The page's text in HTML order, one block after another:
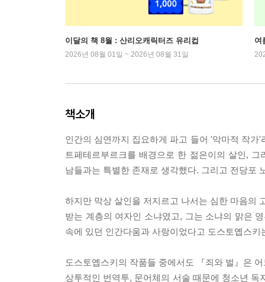
이달의 책 8월 : 산리오캐릭터즈 유리컵
2026년 08월 01일 ~ 2026년 08월 31일
여
책소개
인간의 심연까지 집요하게 파고 들어 '악마적 작
트페테르부르크를 배경으로 한 젊은이의 살인,
남들과는 특별한 존재로 생각했다. 그리고 전당포
하지만 막상 살인을 저지르고 나서는 심한 마음의
받는 계층의 여자인 소냐였고, 그는 소냐의 맑은
속에 있던 인간다움과 사랑이었다고 도스토옙스키
도스토옙스키의 작품들 중에서도 『죄와 벌』은
상투적인 번역투, 문어체의 서술 때문에 청소년